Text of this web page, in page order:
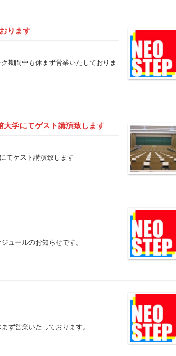
ります
期間中も休まず営業いたしておりま
大学にてゲスト講演致します
てゲスト講演致します
ュールのお知らせです。
ず営業いたしております。